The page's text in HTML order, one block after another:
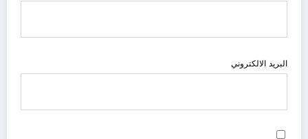
البريد الالكتروني